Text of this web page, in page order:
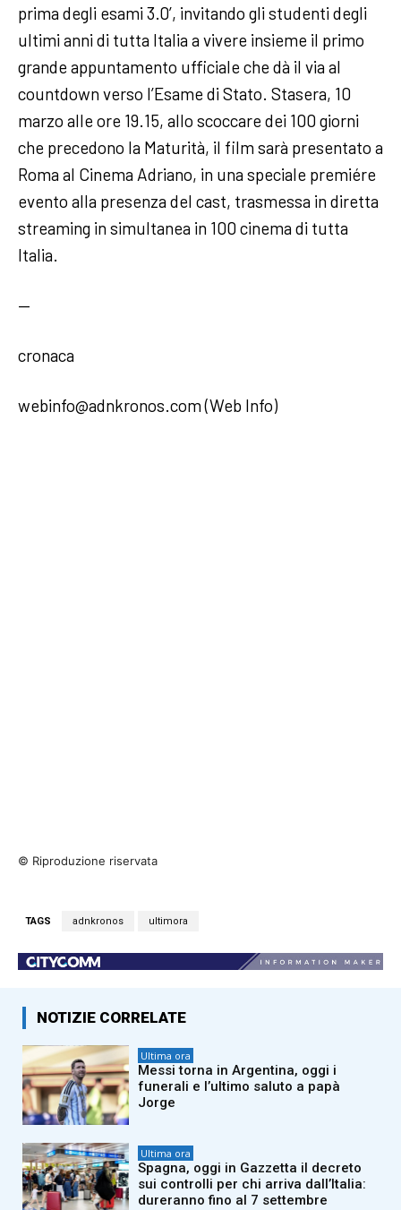
prima degli esami 3.0’, invitando gli studenti degli
ultimi anni di tutta Italia a vivere insieme il primo
grande appuntamento ufficiale che dà il via al
countdown verso l’Esame di Stato. Stasera, 10
marzo alle ore 19.15, allo scoccare dei 100 giorni
che precedono la Maturità, il film sarà presentato a
Roma al Cinema Adriano, in una speciale premiére
evento alla presenza del cast, trasmessa in diretta
streaming in simultanea in 100 cinema di tutta
Italia.
—
cronaca
webinfo@adnkronos.com (Web Info)
© Riproduzione riservata
TAGS adnkronos ultimora
NOTIZIE CORRELATE
Ultima ora
Messi torna in Argentina, oggi i
funerali e l’ultimo saluto a papà
Jorge
Ultima ora
Spagna, oggi in Gazzetta il decreto
sui controlli per chi arriva dall’Italia:
dureranno fino al 7 settembre